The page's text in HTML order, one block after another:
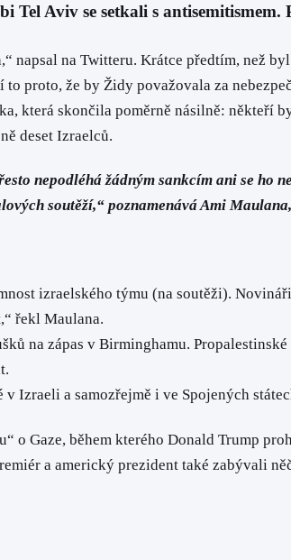
Aviv se setkali s
na Twitteru. Krátce předtím, než
proto, že by Židy považovala za
která skončila poměrně násilně: někteří
deset Izraelců.
nepodléhá žádným sankcím ani se ho
soutěží,“ poznamenává Ami
izraelského týmu (na soutěži).
řekl Maulana.
na zápas v Birminghamu.
Izraeli a samozřejmě i ve Spojených
o Gaze, během kterého Donald Trump
a americký prezident také zabývali